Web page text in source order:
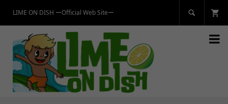
LIME ON DISH ーOfficial Web Siteー 
